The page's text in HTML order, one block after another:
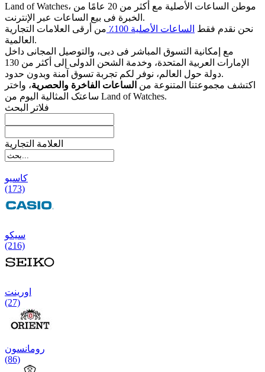
Land of Watches، موطن الساعات الأصلیة مع أکثر من 20 عامًا من
الخبرة فی بیع الساعات عبر الإنترنت.
نحن نقدم فقط الساعات الأصلیة 100٪
من أرقى العلامات التجاریة
العالمیة.
مع إمکانیة التسوق المباشر فی دبی، والتوصیل المجانی داخل
الإمارات العربیة المتحدة، وخدمة الشحن الدولی إلى أکثر من 130
دولة حول العالم، نوفر لکم تجربة تسوق آمنة وبدون حدود.
اکتشف مجموعتنا المتنوعة من الساعات الفاخرة والحصریة، واختر
ساعتک المثالیة الیوم من Land of Watches.
فلاتر البحث
العلامة التجارية
کاسیو
(173)
سیکو
(216)
اورینت
(27)
رومانسون
(86)